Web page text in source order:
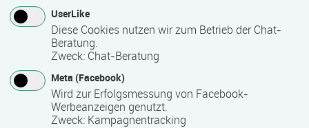
Kontakt
skandia-lingua.de
UserLike
Diese Cookies nutzen wir zum Betrieb der Chat-
Beratung.
Zweck: Chat-Beratung
Meta (Facebook)
Wird zur Erfolgsmessung von Facebook-
Werbeanzeigen genutzt.
Zweck: Kampagnentracking